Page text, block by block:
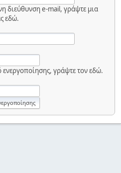
διεύθυνση e-mail, γράψτε μια
εδώ.
ενεργοποίησης, γράψτε τον εδώ.